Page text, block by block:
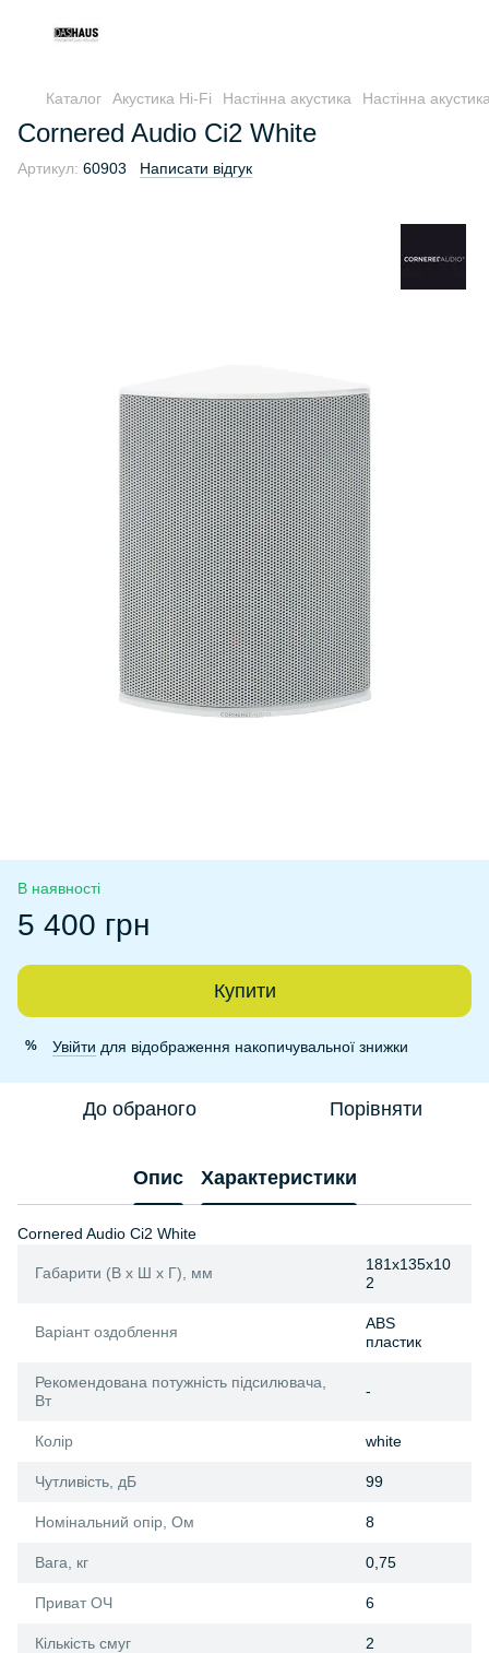
Каталог Акустика Hi-Fi Настінна акустика Настінна
Cornered Audio Ci2 White
Артикул: 60903 Написати відгук
В наявності
5 400 грн
Купити
% Увійти для відображення накопичувальної знижки
До обраного Порівняти
Опис Характеристики
Cornered Audio Ci2 White
Габарити (В х Ш х Г), мм
181x135x10
2
Варіант оздоблення
ABS
пластик
Рекомендована потужність підсилювача,
Вт
-
Колір white
Чутливість, дБ 99
Номінальний опір, Ом 8
Вага, кг 0,75
Приват ОЧ 6
Кількість смуг 2